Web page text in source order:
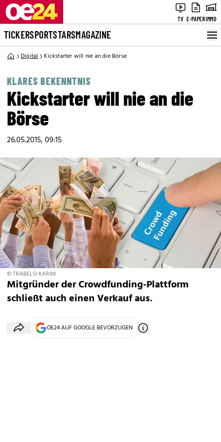
TV E-PAPERIMMO
TICKERSPORTSTARSMAGAZINE
Digital Kickstarter will nie an die Börse
KLARES BEKENNTNIS
Kickstarter will nie an die
Börse
26.05.2015, 09:15
© TRABELSI KARIM
Mitgründer der Crowdfunding-Plattform
schließt auch einen Verkauf aus.
OE24 AUF GOOGLE BEVORZUGEN